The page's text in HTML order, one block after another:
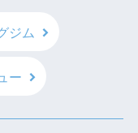
ジム
ー